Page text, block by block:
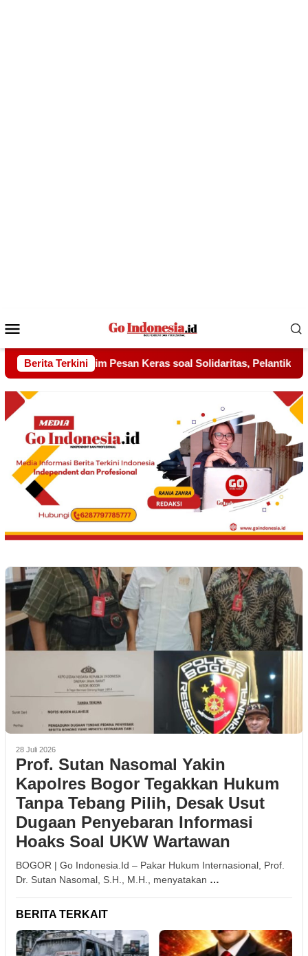
Mobile
Berita TerkiniPelantikan Sambang Gagak Hitam Jadi Sinyal
28 Juli 2026
Prof. Sutan Nasomal Yakin
Kapolres Bogor Tegakkan Hukum
Tanpa Tebang Pilih, Desak Usut
Dugaan Penyebaran Informasi
Hoaks Soal UKW Wartawan
BOGOR | Go Indonesia.Id – Pakar Hukum Internasional, Prof.
Dr. Sutan Nasomal, S.H., M.H., menyatakan …
BERITA TERKAIT